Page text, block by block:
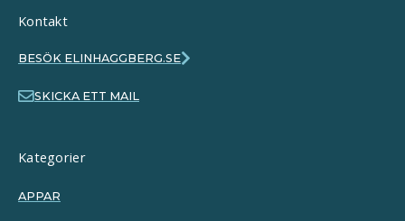
Kontakt
BESÖK ELINHAGGBERG.SE
SKICKA ETT MAIL
Kategorier
APPAR